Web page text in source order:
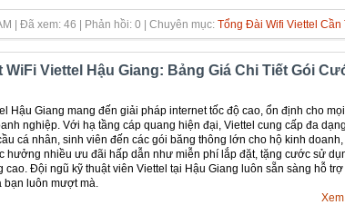
| Đã xem: 46 | Phản hồi: 0 | Chuyên mục: Tổng Đài Wifi Viettel Cần
WiFi Viettel Hậu Giang: Bảng Giá Chi Tiết Gói
Hậu Giang mang đến giải pháp internet tốc độ cao, ổn định cho
nghiệp. Với hạ tầng cáp quang hiện đại, Viettel cung cấp đa
cá nhân, sinh viên đến các gói băng thông lớn cho hộ kinh doanh,
hưởng nhiều ưu đãi hấp dẫn như miễn phí lắp đặt, tặng cước sử
Đội ngũ kỹ thuật viên Viettel tại Hậu Giang luôn sẵn sàng hỗ trợ
luôn mượt mà.
Xem